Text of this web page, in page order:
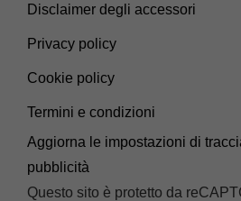
Disclaimer degli accessori
Privacy policy
Cookie policy
Termini e condizioni
Aggiorna le impostazioni di
pubblicità
Questo sito è protetto da